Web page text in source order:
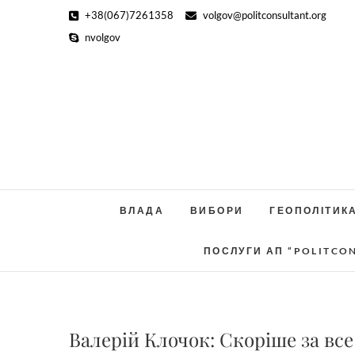
+38(067)7261358
volgov@politconsultant.org
nvolgov
ВЛАДА ВИБОРИ
ПОСЛУГИ АП
Валерій Клочок: Скоріше за